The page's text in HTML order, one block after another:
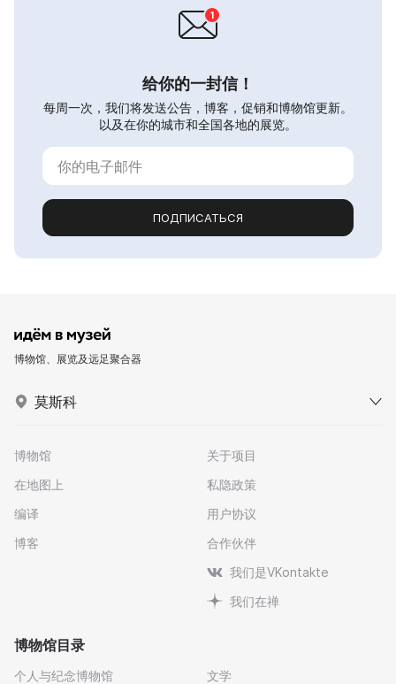
给你的一封信！
每周一次，我们将发送公告，博客，促销和博物馆更新。
以及在你的城市和全国各地的展览。
ПОДПИСАТЬСЯ
博物馆、展览及远足聚合器
莫斯科
博物馆
在地图上
编译
博客
关于项目
私隐政策
用户协议
合作伙伴
我们是VKontakte
我们在禅
博物馆目录
个人与纪念博物馆 文学